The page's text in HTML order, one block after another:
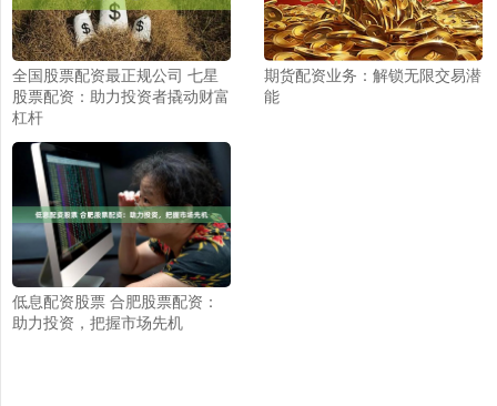
全国股票配资最正规公司 七星
股票配资：助力投资者撬动财富
杠杆
期货配资业务：解锁无限交易潜
能
低息配资股票 合肥股票配资：
助力投资，把握市场先机